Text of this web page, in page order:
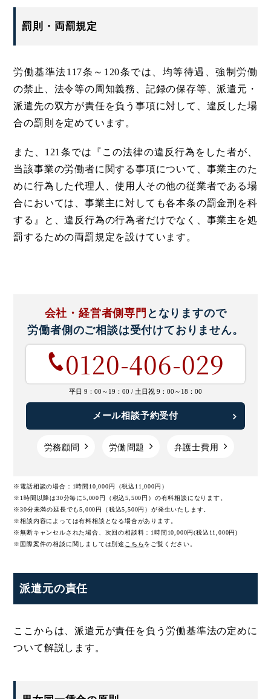
罰則・両罰規定
労働基準法117条～120条では、均等待遇、強制労働
の禁止、法令等の周知義務、記録の保存等、派遣元・
派遣先の双方が責任を負う事項に対して、違反した場
合の罰則を定めています。
また、121条では『この法律の違反行為をした者が、
当該事業の労働者に関する事項について、事業主のた
めに行為した代理人、使用人その他の従業者である場
合においては、事業主に対しても各本条の罰金刑を科
する』と、違反行為の行為者だけでなく、事業主を処
罰するための両罰規定を設けています。
会社・経営者側専門 となりますので
労働者側のご相談は受付けておりません。
0120-406-029
平日 9：00～19：00 / 土日祝 9：00～18：00
メール相談予約受付
労務顧問 労働問題 弁護士費用
※電話相談の場合：1時間10,000円（税込11,000円）
※1時間以降は30分毎に5,000円（税込5,500円）の有料相談になります。
※30分未満の延長でも5,000円（税込5,500円）が発生いたします。
※相談内容によっては有料相談となる場合があります。
※無断キャンセルされた場合、次回の相談料：1時間10,000円(税込11,000円)
※国際案件の相談に関しましては別途 こちらをご覧ください。
派遣元の責任
ここからは、派遣元が責任を負う労働基準法の定めに
ついて解説します。